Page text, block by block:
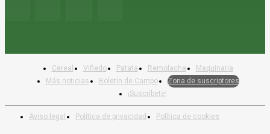
Aviso legal Política de privacidad Política de cookies
Cereal Viñedo Patata Remolacha
Maquinaria
Más noticias
Boletín de Campo
Zona de suscriptores
¡Suscríbete!